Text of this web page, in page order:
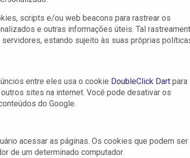
scripts e/ou web beacons para rastrear os
e outras informações úteis. Tal
estando sujeito às suas próprias
entre eles usa o cookie DoubleClick Dart para
sites na internet. Você pode desativar os
do Google.
acessar as páginas. Os cookies que podem ser
de um determinado computador.